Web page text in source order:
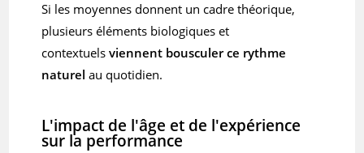
Si les moyennes donnent un cadre théorique,
plusieurs éléments biologiques et
contextuelsviennent bousculer ce rythme
naturel au quotidien.
L'impact de l'âge et de l'expérience
sur la performance